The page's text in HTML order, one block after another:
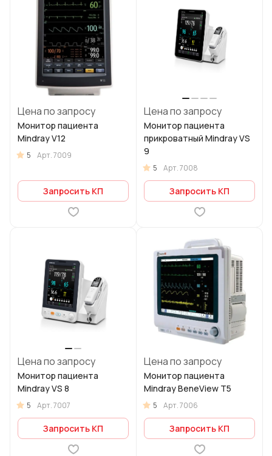
Цена по запросу
Монитор пациента
Mindray V12
5 Арт.7009
Запросить КП
Цена по запросу
Монитор пациента
прикроватный Mindray VS
9
5 Арт.7008
Запросить КП
Цена по запросу
Монитор пациента
Mindray VS 8
5 Арт.7007
Запросить КП
Цена по запросу
Монитор пациента
Mindray BeneView T5
5 Арт.7006
Запросить КП